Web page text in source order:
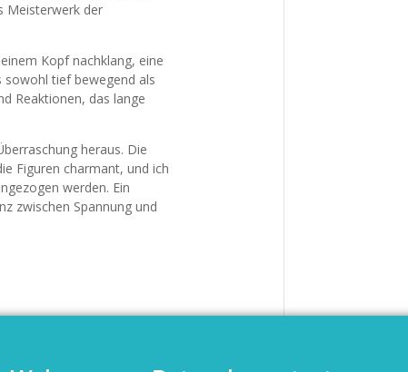
Meisterwerk der
Kopf nachklang, eine
sowohl tief bewegend als
Reaktionen, das lange
heraus. Die
Figuren charmant, und ich
werden. Ein
zwischen Spannung und